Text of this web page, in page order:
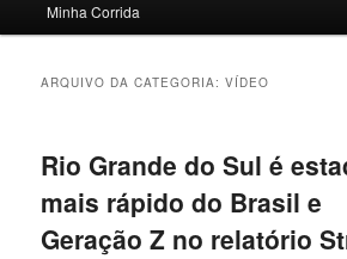
Minha Corrida
ARQUIVO DA CATEGORIA:VÍDEO
Rio Grande do Sul é
mais rápido do Brasil e
Geração Z no relatório